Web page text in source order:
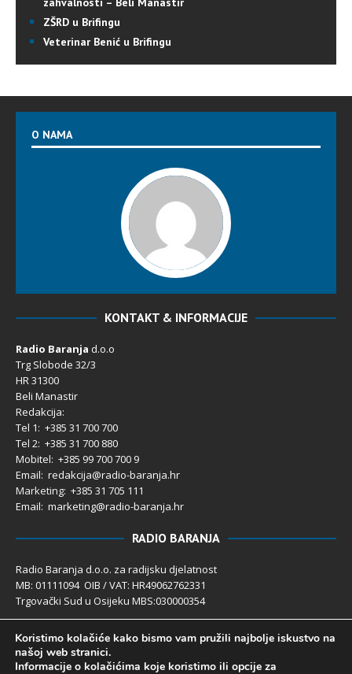
ZŠRD u Brifingu
Veterinar Benić u Brifingu
O NAMA
KONTAKT & INFORMACIJE
Radio Baranja d.o.o
Trg Slobode 32/3
HR 31300
Beli Manastir
Redakcija:
Tel 1: +385 31 700 700
Tel 2: +385 31 700 880
Mobitel: +385 99 700 700 9
Email: redakcija@radio-baranja.hr
Marketing: +385 31 705 111
Email: marketing@radio-baranja.hr
RADIO BARANJA
Radio Baranja d.o.o. za radijsku djelatnost
MB: 01111094 OIB / VAT: HR49062762331
Trgovački Sud u Osijeku MBS:030000354
Temeljni kapital 2.600,00 € uplaćen u cijelosti
Poslovni račun PBZ: 2340009-1100121402
IBAN: HR4123400091100121402
Koristimo kolačiće kako bismo vam pružili najbolje iskustvo na
našoj web stranici.
Informacije o kolačićima koje koristimo ili opcije za